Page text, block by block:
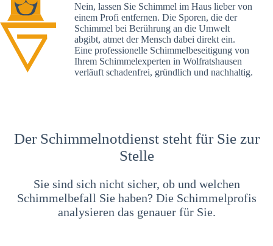
Nein, lassen Sie Schimmel im Haus lieber von
einem Profi entfernen. Die Sporen, die der
Schimmel bei Berührung an die Umwelt
abgibt, atmet der Mensch dabei direkt ein.
Eine professionelle Schimmelbeseitigung von
Ihrem Schimmelexperten in Wolfratshausen
verläuft schadenfrei, gründlich und nachhaltig.
Der Schimmelnotdienst steht für Sie zur
Stelle
Sie sind sich nicht sicher, ob und welchen
Schimmelbefall Sie haben? Die Schimmelprofis
analysieren das genauer für Sie.